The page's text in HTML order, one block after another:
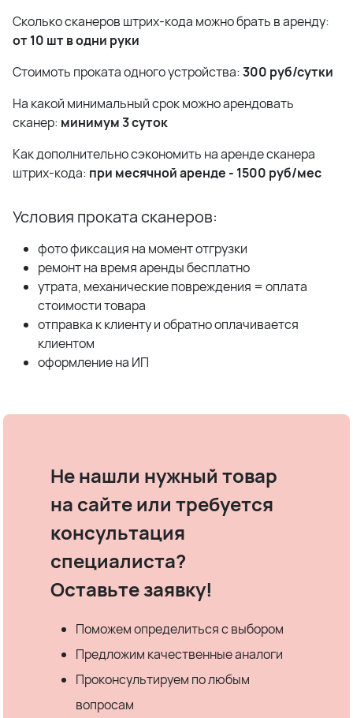
Сколько сканеров штрих-кода можно брать в аренду:
от 10 шт в одни руки
Стоимоть проката одного устройства:300 руб/сутки
На какой минимальный срок можно арендовать
сканер: минимум 3 суток
Как дополнительно сэкономить на аренде сканера
штрих-кода: при месячной аренде - 1500 руб/мес
Условия проката сканеров:
фото фиксация на момент отгрузки
ремонт на время аренды бесплатно
утрата, механические повреждения = оплата
стоимости товара
отправка к клиенту и обратно оплачивается
клиентом
оформление на ИП
Не нашли нужный товар
на сайте или требуется
консультация
специалиста?
Оставьте заявку!
Поможем определиться с выбором
Предложим качественные аналоги
Проконсультируем по любым
вопросам